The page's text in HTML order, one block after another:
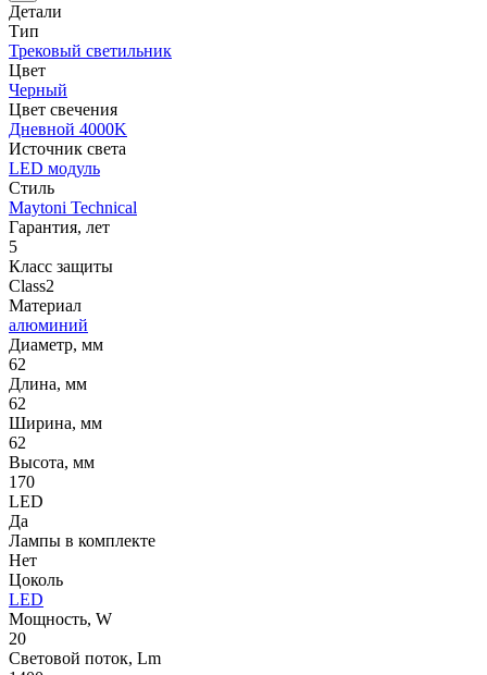
Детали
Тип
Трековый светильник
Цвет
Черный
Цвет свечения
Дневной 4000K
Источник cвета
LED модуль
Стиль
Maytoni Technical
Гарантия, лет
5
Класс защиты
Class2
Материал
алюминий
Диаметр, мм
62
Длина, мм
62
Ширина, мм
62
Высота, мм
170
LED
Да
Лампы в комплекте
Нет
Цоколь
LED
Мощность, W
20
Световой поток, Lm